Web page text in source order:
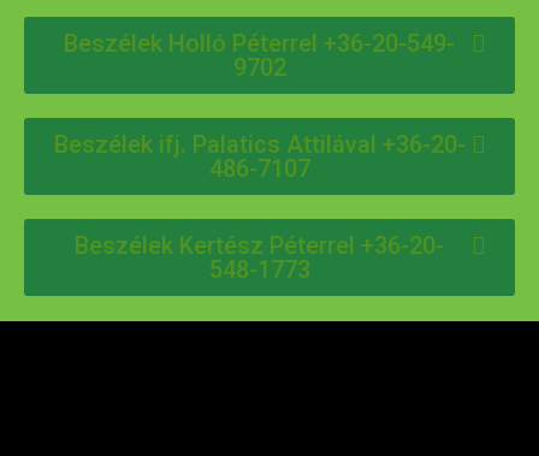
Beszélek Holló Péterrel +36-20-549-
9702
Beszélek ifj. Palatics Attilával +36-20-
486-7107
Beszélek Kertész Péterrel +36-20-
548-1773